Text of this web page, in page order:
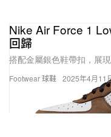
Footwear 球鞋
Nike Air Force 1
回歸
搭配金屬銀色鞋帶扣，展現
2025年4月11